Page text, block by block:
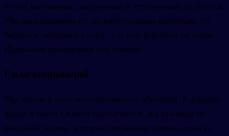
почти выученные, выученные и отточенные до блеска.
Мы раскладываем их по виртуальным коробкам, но
берегись: забудешь слово — и оно вернётся на старт.
Идеальная тренировка для памяти!
Сила ассоциаций
Мы верим в силу ассоциативного обучения. К каждой
фразе в Boost Chinese прилагаются два примера из
реальной жизни, которые связывают новые слова со